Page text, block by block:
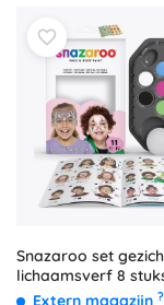
Snazaroo set
lichaamsverf 8
Extern magazijn ?